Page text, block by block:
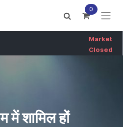
0
में शामिल हों